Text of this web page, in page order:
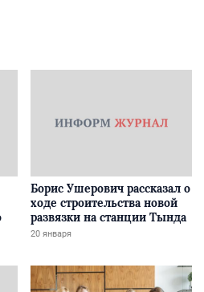
Борис Ушерович рассказал о
ходе строительства новой
развязки на станции Тында
20 января